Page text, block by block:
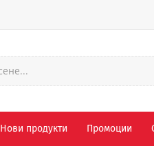
Нови продукти Промоции